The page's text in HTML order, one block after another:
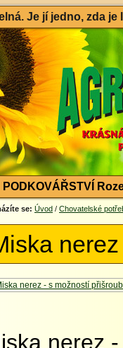
Je jí jedno, zda
PODKOVÁŘSTVÍ
se: Úvod / Chovatelské
nerez